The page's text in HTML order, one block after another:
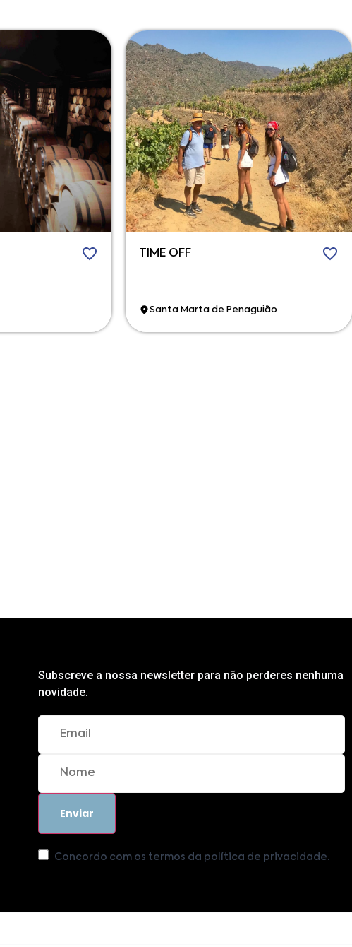
TIME OFF
Santa Marta de Penaguião
Subscreve a nossa newsletter para não perderes nenhuma
novidade.
Concordo com os termos da política de privacidade.